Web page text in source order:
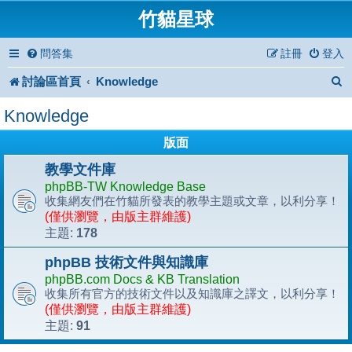
竹貓星球
問答集 登入
註冊
討論區首頁 Knowledge
Knowledge
版面
教學文件庫
phpBB-TW Knowledge Base
收集網友們在竹貓所發表的教學主題或文章，以利分享！
(僅供瀏覽，由版主群維護)
主題: 178
phpBB 技術文件與知識庫
phpBB.com Docs & KB Translation
收集所有官方的技術文件以及知識庫之譯文，以利分享！
(僅供瀏覽，由版主群維護)
主題: 91